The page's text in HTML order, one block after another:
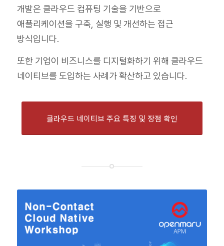
개발은 클라우드 컴퓨팅 기술을 기반으로
애플리케이션을 구축, 실행 및 개선하는 접근
방식입니다.
또한 기업이 비즈니스를 디지털화하기 위해 클라우드
네이티브를 도입하는 사례가 확산하고 있습니다.
클라우드 네이티브 주요 특징 및 장점 확인